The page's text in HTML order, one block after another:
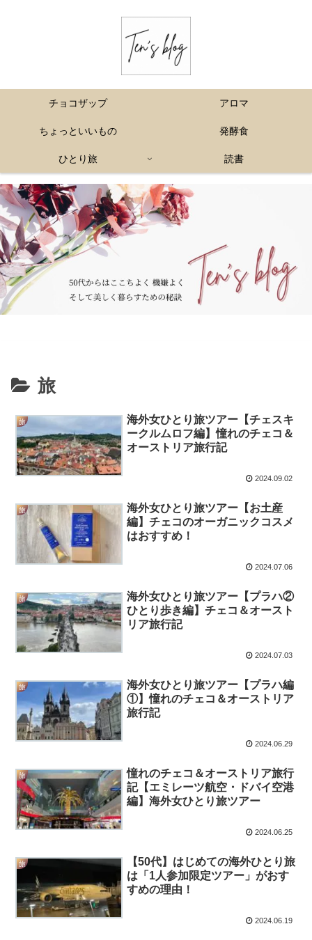
チョコザップ アロマ
ちょっといいもの 発酵食
ひとり旅 読書
旅
旅
海外女ひとり旅ツアー【チェスキ
ークルムロフ編】憧れのチェコ＆
オーストリア旅行記
2024.09.02
旅
海外女ひとり旅ツアー【お土産
編】チェコのオーガニックコスメ
はおすすめ！
2024.07.06
旅
海外女ひとり旅ツアー【プラハ②
ひとり歩き編】チェコ＆オースト
リア旅行記
2024.07.03
旅
海外女ひとり旅ツアー【プラハ編
①】憧れのチェコ＆オーストリア
旅行記
2024.06.29
旅
憧れのチェコ＆オーストリア旅行
記【エミレーツ航空・ドバイ空港
編】海外女ひとり旅ツアー
2024.06.25
旅
【50代】はじめての海外ひとり旅
は「1人参加限定ツアー」がおす
すめの理由！
2024.06.19